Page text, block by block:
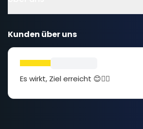
Kunden über uns
Es wirkt, Ziel erreicht 😊👍🏻